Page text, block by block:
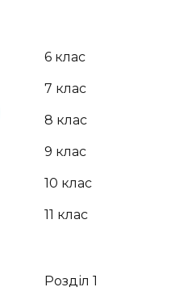
6 клас
7 клас
8 клас
9 клас
10 клас
11 клас
Розділ 1